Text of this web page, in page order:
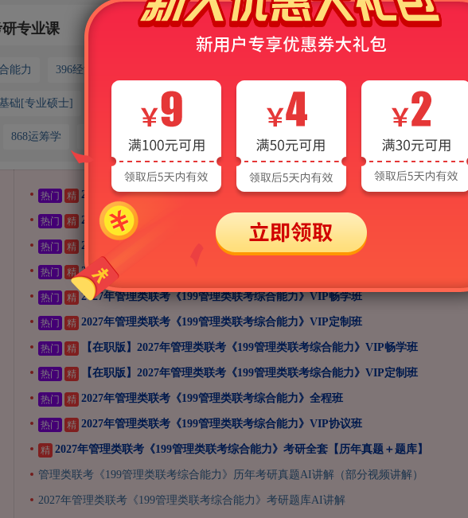
专业课
能力 396经济类联考综合能力
础[专业硕士] 647公共管理学 811西方经济学（应用经济学）
868运筹学 871管理学
热门 精 2027年管理类联考《199管理类联考综合能力》＋《英语（二）》全科套餐
热门 精 2027年管理类联考《199管理类联考综合能力》（数学部分）精讲班
热门 精 2027年管理类联考《199管理类联考综合能力》（逻辑部分）精讲班
热门 精 2027年管理类联考《199管理类联考综合能力》（写作部分）精讲班
热门 精 2027年管理类联考《199管理类联考综合能力》VIP畅学班
热门 精 2027年管理类联考《199管理类联考综合能力》VIP定制班
热门 精 【在职版】2027年管理类联考《199管理类联考综合能力》VIP畅学班
热门 精 【在职版】2027年管理类联考《199管理类联考综合能力》VIP定制班
热门 精 2027年管理类联考《199管理类联考综合能力》全程班
热门 精 2027年管理类联考《199管理类联考综合能力》VIP协议班
精 2027年管理类联考《199管理类联考综合能力》考研全套【历年真题＋题库】
管理类联考《199管理类联考综合能力》历年考研真题AI讲解（部分视频讲解）
2027年管理类联考《199管理类联考综合能力》考研题库AI讲解